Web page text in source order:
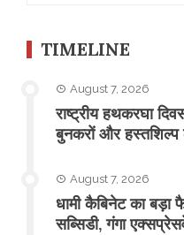
TIMELINE
August 7, 2026
राष्ट्रीय हथकरघा
बुनकरों और हस्तशिल्प
August 7, 2026
​धामी कैबिनेट का
सब्सिडी, गंगा